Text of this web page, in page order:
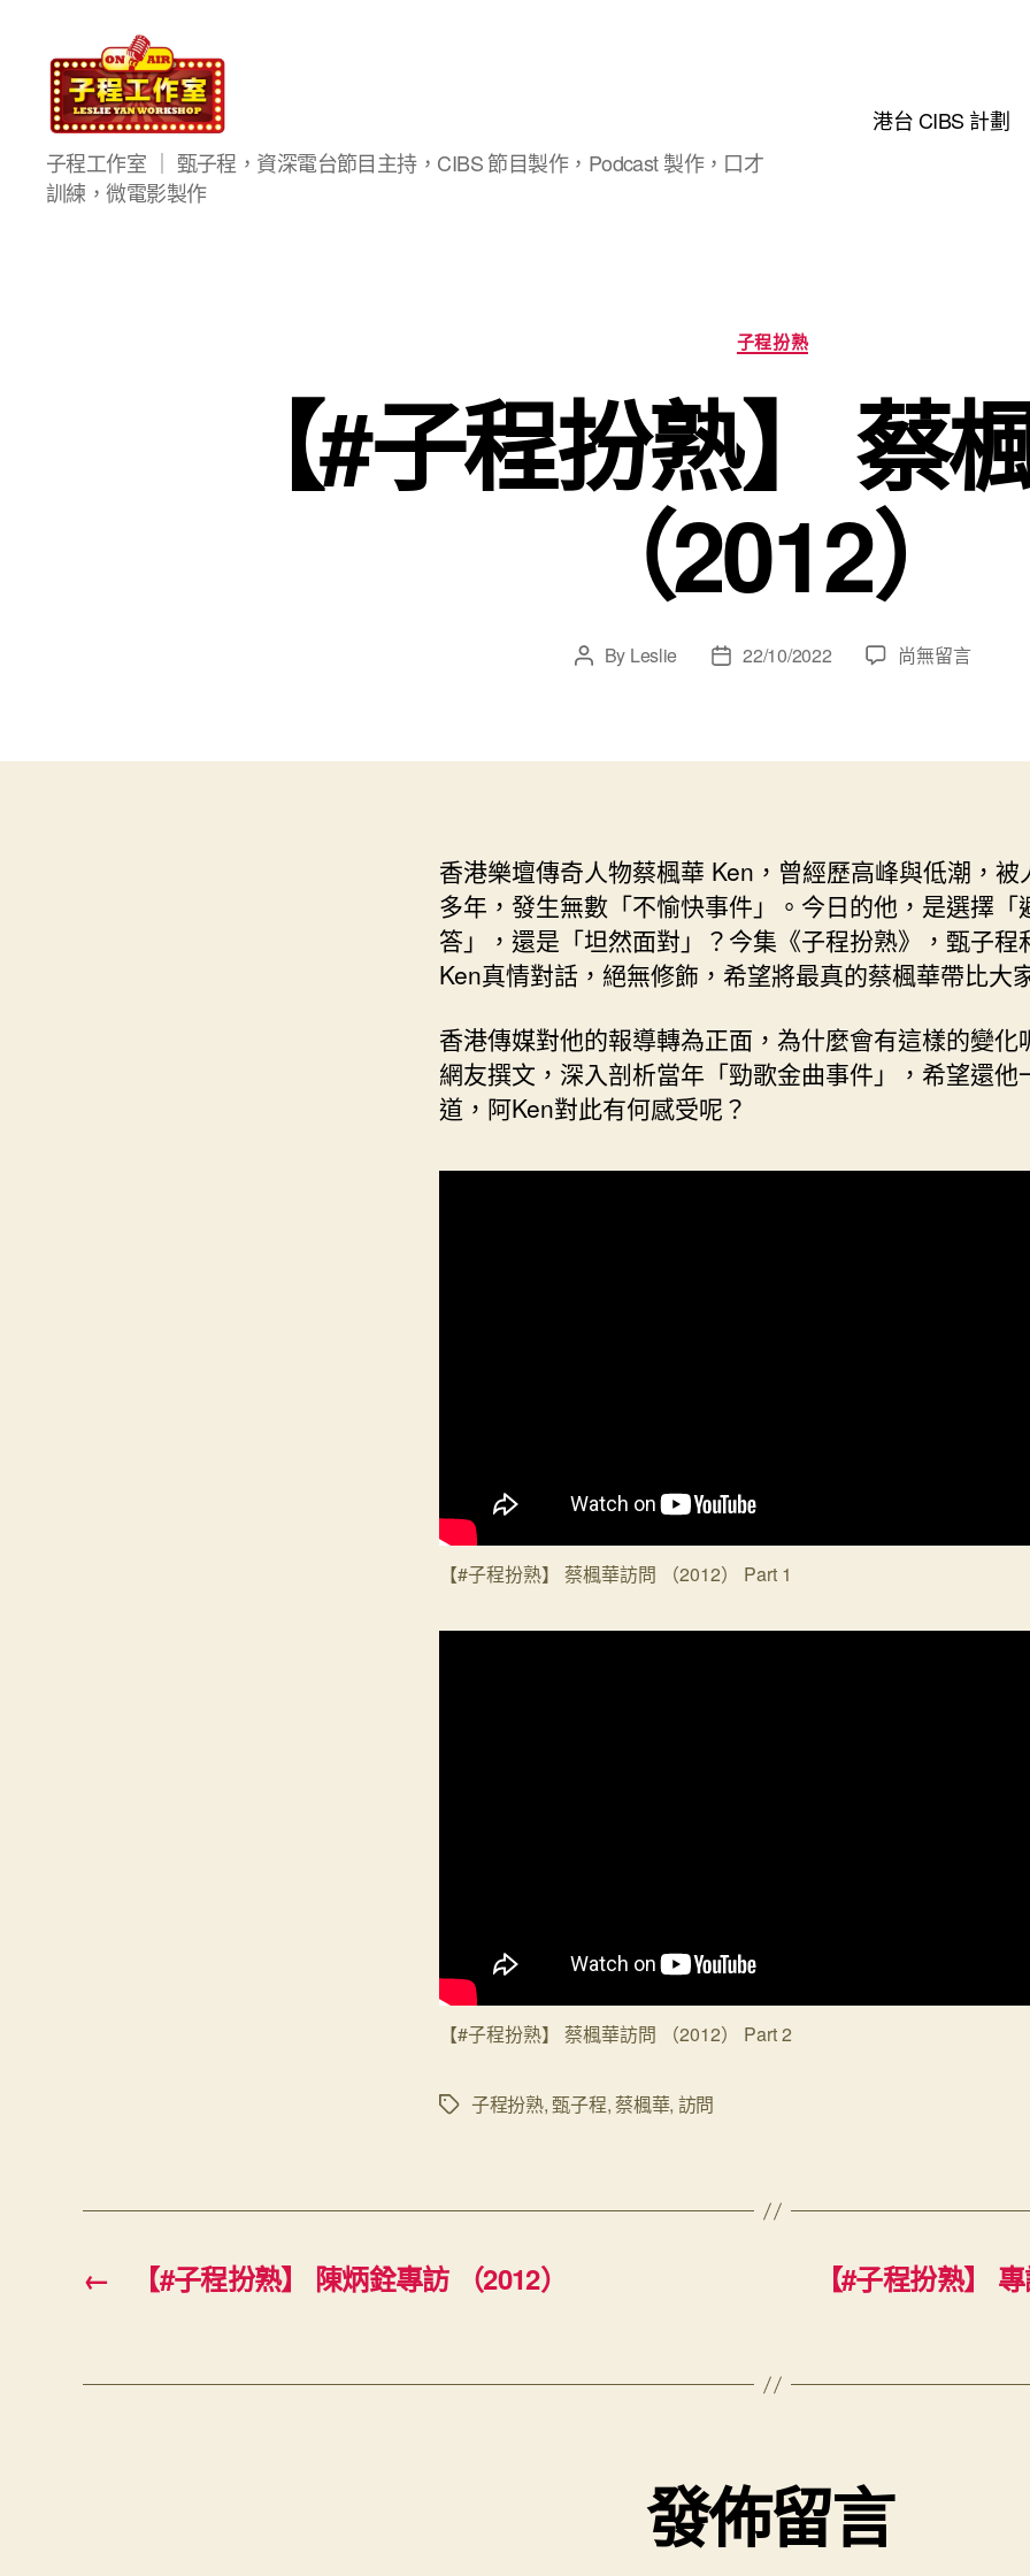
子
程
工
子程工作室 ｜ 甄子程，資深電台節目主持，CIBS 節目製作，Podcast 製作，口才
訓練，微電影製作
港台 CIBS 計劃
Categories
子程扮熟
【#子程扮熟】 蔡
（2012）
PostBy Leslie
Post22/10/2022
在
扮
華
訪
問
（2012）〉
中
尚無留言
香港樂壇傳奇人物蔡楓華 Ken，曾經歷高峰與低潮，被
多年，發生無數「不愉快事件」­。今日的他，是選擇「
答」，還是「坦然面對」？今集《子程扮熟》，甄子程
Ken真情對話，絕無修飾，希望將最真的蔡楓華帶比大
香港傳媒對他的報導轉為正面，為什麼會有這樣的變化
網友撰文，深入剖析當年「勁歌金曲事件」，希望還他
道，阿Ken­對此有何感受呢？
【#子程扮熟】 蔡楓華訪問 （2012） Part 1
【#子程扮熟】 蔡楓華訪問 （2012） Part 2
Tags子程扮熟,甄子程,蔡楓華, 訪問
← 【#子程扮熟】 陳炳銓專訪 （2012）
【#子程扮熟】
發佈留言